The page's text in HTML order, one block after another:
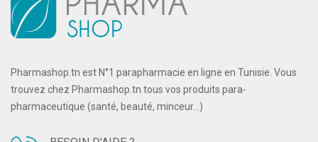
Pharmashop.tn est N°1 parapharmacie en ligne en Tunisie. Vous
trouvez chez Pharmashop.tn tous vos produits para-
pharmaceutique (santé, beauté, minceur...)